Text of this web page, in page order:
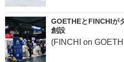
GOETHEとFINCHIが
創設
(FINCHI on